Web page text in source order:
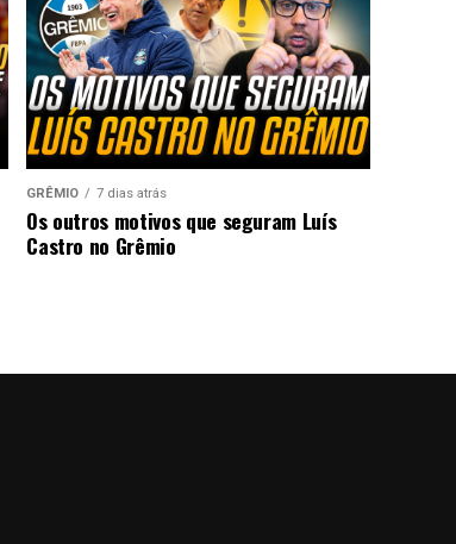
GRÊMIO 7 dias atrás
Os outros motivos que seguram Luís
Castro no Grêmio